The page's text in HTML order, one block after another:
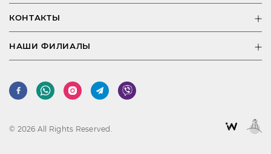
КОНТАКТЫ
НАШИ ФИЛИАЛЫ
© 2026 All Rights Reserved.